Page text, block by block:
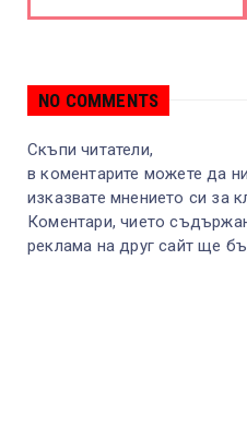
NO COMMENTS
Скъпи читатели,
в коментарите можете да
изказвате мнението си за
Коментари, чието
реклама на друг сайт ще